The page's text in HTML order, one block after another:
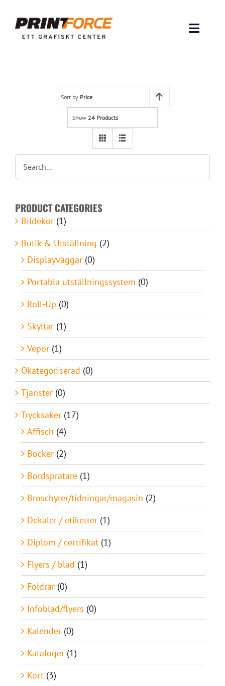
content
Toggle
INSPIRATION
Lämna original & filer
Om oss
Kontakt
Sort by Price
Show 24 Products
PRODUCT CATEGORIES
Bildekor (1)
Butik & Utställning (2)
Displayväggar (0)
Portabla utställningssystem (0)
Roll-Up (0)
Skyltar (1)
Vepor (1)
Okategoriserad (0)
Tjänster (0)
Trycksaker (17)
Affisch (4)
Böcker (2)
Bordspratare (1)
Broschyrer/tidningar/magasin (2)
Dekaler / etiketter (1)
Diplom / certifikat (1)
Flyers / blad (1)
Foldrar (0)
Infoblad/flyers (0)
Kalender (0)
Kataloger (1)
Kort (3)